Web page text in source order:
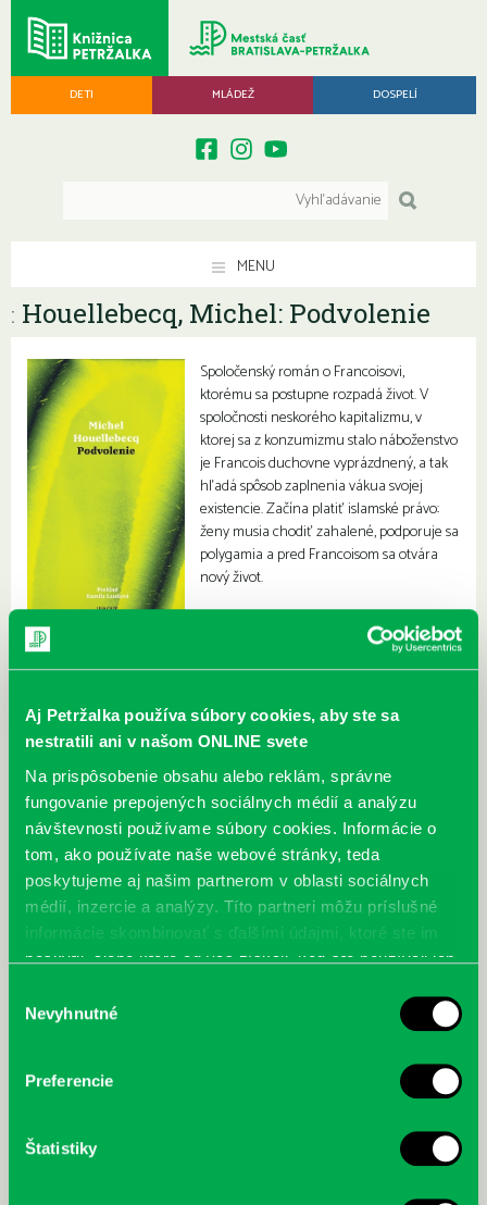
Aj Petržalka používa súbory cookies, aby ste sa
nestratili ani v našom ONLINE svete
Na prispôsobenie obsahu alebo reklám, správne
fungovanie prepojených sociálnych médií a analýzu
návštevnosti používame súbory cookies. Informácie o
tom, ako používate naše webové stránky, teda
poskytujeme aj našim partnerom v oblasti sociálnych
médií, inzercie a analýzy. Títo partneri môžu príslušné
informácie skombinovať s ďalšími údajmi, ktoré ste im
poskytli, alebo ktoré od vás získali, keď ste používali ich
súhlasu
Nevyhnutné
Preferencie
Štatistiky
DETI MLÁDEŽ DOSPELÍ
MENU
: Houellebecq, Michel: Podvolenie
Spoločenský román o Francoisovi,
ktorému sa postupne rozpadá život. V
spoločnosti neskorého kapitalizmu, v
ktorej sa z konzumizmu stalo náboženstvo
je Francois duchovne vyprázdnený, a tak
hľadá spôsob zaplnenia vákua svojej
existencie. Začína platiť islamské právo:
ženy musia chodiť zahalené, podporuje sa
polygamia a pred Francoisom sa otvára
nový život.
cyklistu modernej doby:
nezastaviteľný